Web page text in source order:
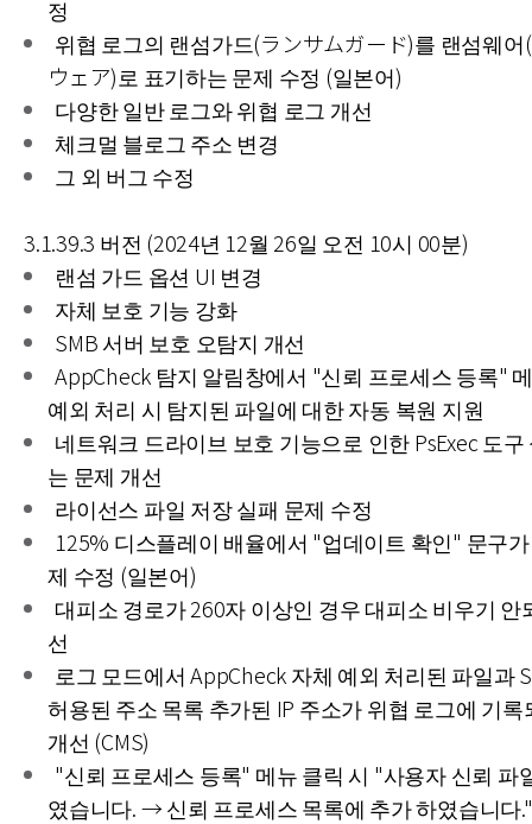
정
위협 로그의 랜섬가드(ランサムガード)를 랜섬웨
ウェア)로 표기하는 문제 수정 (일본어)
다양한 일반 로그와 위협 로그 개선
체크멀 블로그 주소 변경
그 외 버그 수정
3.1.39.3 버전 (2024년 12월 26일 오전 10시 00분)
랜섬 가드 옵션 UI 변경
자체 보호 기능 강화
SMB 서버 보호 오탐지 개선
AppCheck 탐지 알림창에서 "신뢰 프로세스 등록"
예외 처리 시 탐지된 파일에 대한 자동 복원 지원
네트워크 드라이브 보호 기능으로 인한 PsExec 도
는 문제 개선
라이선스 파일 저장 실패 문제 수정
125% 디스플레이 배율에서 "업데이트 확인" 문구
제 수정 (일본어)
대피소 경로가 260자 이상인 경우 대피소 비우기 안
선
로그 모드에서 AppCheck 자체 예외 처리된 파일과
허용된 주소 목록 추가된 IP 주소가 위협 로그에 기록
개선 (CMS)
"신뢰 프로세스 등록" 메뉴 클릭 시 "사용자 신뢰 파
였습니다. → 신뢰 프로세스 목록에 추가 하였습니다